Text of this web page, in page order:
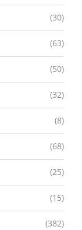
(30)
(63)
(50)
(32)
(8)
(68)
(25)
(15)
(382)